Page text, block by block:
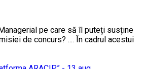
pe care să îl puteți susține
de concurs? .... În cadrul acestui